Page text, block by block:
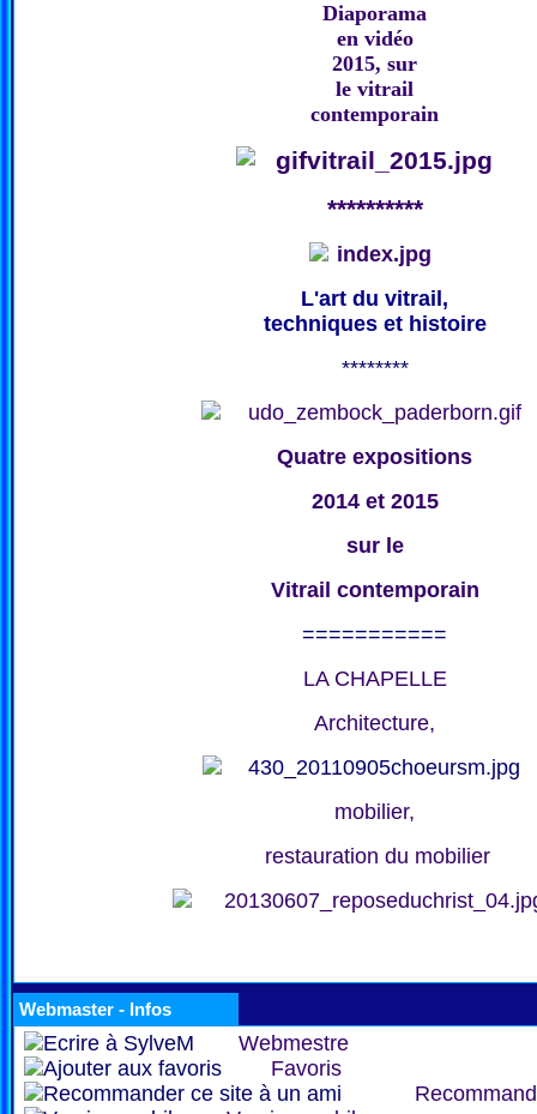
Diaporama
en vidéo
2015, sur
le vitrail
contemporain
**********
L'art du vitrail,
techniques et histoire
********
Quatre expositions
2014 et 2015
sur le
Vitrail contemporain
===========
LA CHAPELLE
Architecture,
mobilier,
restauration du mobilier
Webmaster - Infos
Webmestre
Favoris